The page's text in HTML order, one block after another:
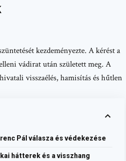
kezdeményezte. A kérést a
vádirat után született meg. A
visszaélés, hamisítás és hűtlen
Pál válasza és védekezése
hátterek és a visszhang